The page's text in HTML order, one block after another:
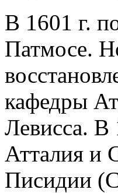
В 1601 г.
Патмосе.
кафедры
Левисса.
Атталия и
Писидии